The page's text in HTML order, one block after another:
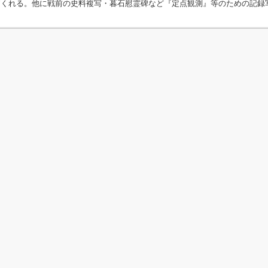
れる。他に戦前の史料複写・暮石慰霊碑など『定点観測』等のための記録